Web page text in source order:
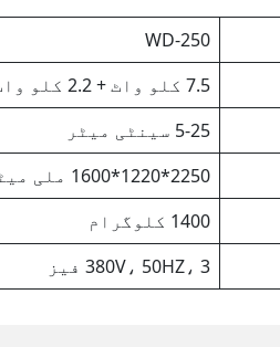
WD-250
7.5 کلو واٹ + 2.2 کلو واٹ
5-25 سینٹی میٹر
2250*1220*1600 ملی میٹر
1400 کلوگرام
380V، 50HZ، 3 فیز